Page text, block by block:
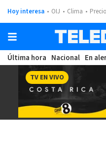
Hoy interesa OIJ Clima
Última hora Nacional En
TV EN VIVO